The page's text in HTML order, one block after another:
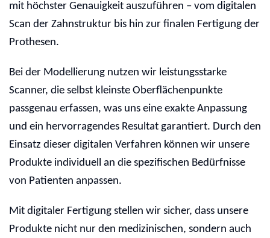
mit höchster Genauigkeit auszuführen – vom digitalen
Scan der Zahnstruktur bis hin zur finalen Fertigung der
Prothesen.
Bei der Modellierung nutzen wir leistungsstarke
Scanner, die selbst kleinste Oberflächenpunkte
passgenau erfassen, was uns eine exakte Anpassung
und ein hervorragendes Resultat garantiert. Durch den
Einsatz dieser digitalen Verfahren können wir unsere
Produkte individuell an die spezifischen Bedürfnisse
von Patienten anpassen.
Mit digitaler Fertigung stellen wir sicher, dass unsere
Produkte nicht nur den medizinischen, sondern auch